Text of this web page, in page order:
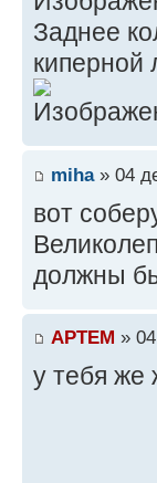
Заднее
киперной
miha» 04
вот
должны
APTEM »
у тебя же